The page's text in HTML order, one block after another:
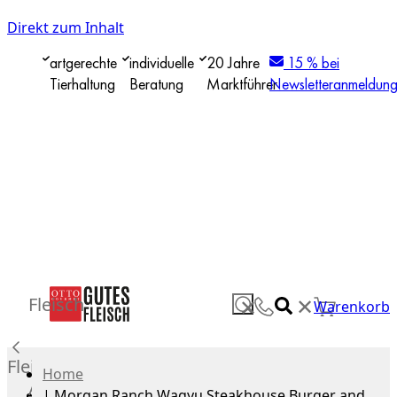
Direkt zum Inhalt
artgerechte
Tierhaltung
individuelle
Beratung
20 Jahre
Marktführer
15 % bei
Newsletteranmeldung
✕ ✕Warenkorb
Fleisch
Fleisch
Alle
Home